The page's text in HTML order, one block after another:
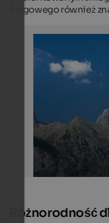
The Tribulaun in
Eisacktal.
Tourismusverein
biegowego również
Różnorodność